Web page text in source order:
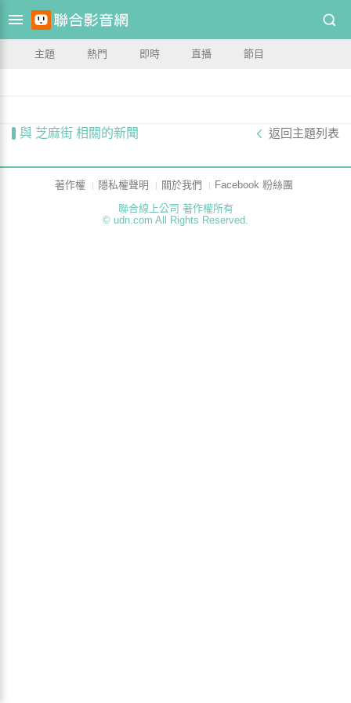
主題 熱門 即時 直播 節目
與 芝麻街 相關的新聞 返回主題列表
著作權 隱私權聲明 關於我們
Facebook 粉絲團
聯合線上公司 著作權所有
© udn.com All Rights Reserved.